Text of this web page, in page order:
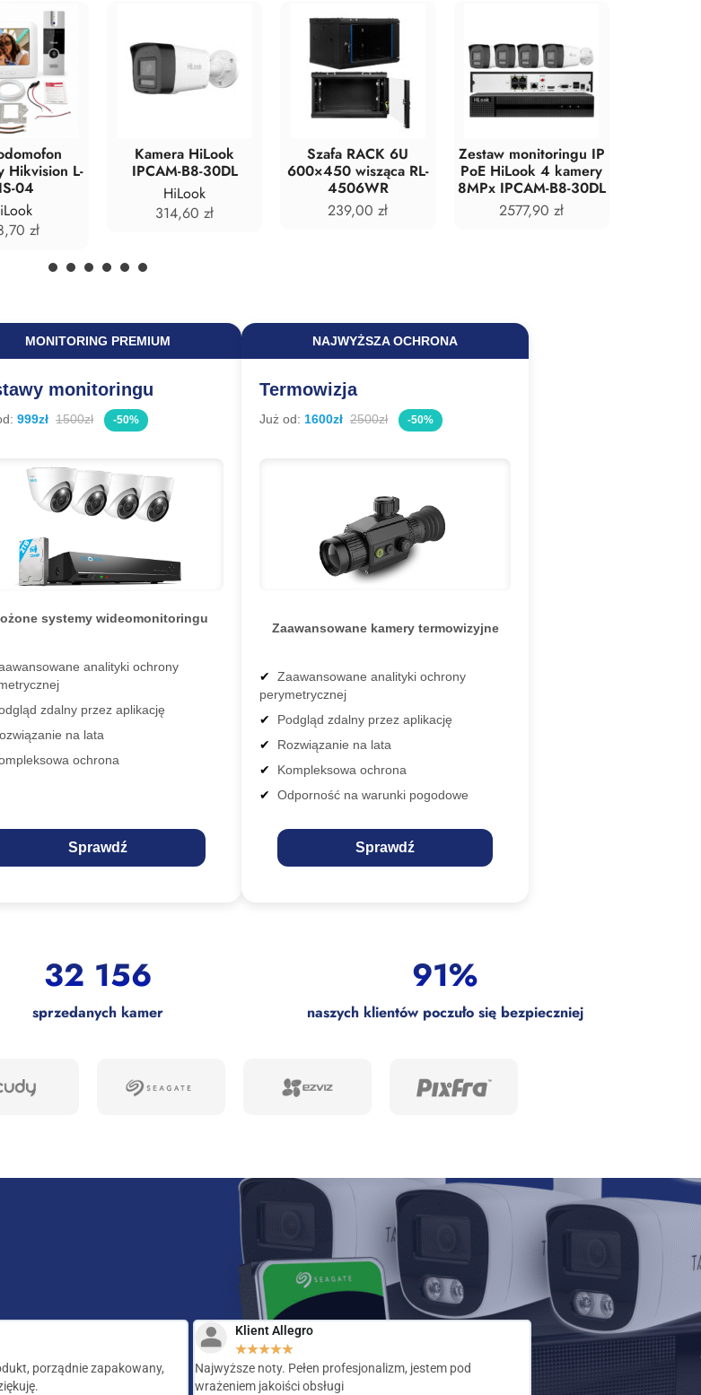
Hikvision L-
04
zł
Kamera HiLook
IPCAM-B8-30DL
HiLook
314,60zł
Szafa RACK 6U
600×450 wisząca RL-
4506WR
239,00zł
Zestaw monitoringu IP
PoE HiLook 4 kamery
8MPx IPCAM-B8-30DL
2577,90zł
MONITORING PREMIUM
monitoringu
999zł 1500zł -50%
systemy wideomonitoringu
analityki ochrony
zdalny przez aplikację
na lata
ochrona
Sprawdź
NAJWYŻSZA OCHRONA
Termowizja
Już od: 1600zł 2500zł -50%
Zaawansowane kamery termowizyjne
Zaawansowane analityki ochrony
perymetrycznej
Podgląd zdalny przez aplikację
Rozwiązanie na lata
Kompleksowa ochrona
Odporność na warunki pogodowe
Sprawdź
32 156
sprzedanych kamer
91%
naszych klientów poczuło się bezpieczniej
porządnie zapakowany,
Klient Allegro
★★★★★
Najwyższe noty. Pełen profesjonalizm, jestem pod
wrażeniem jakoiści obsługi
Klient Allegro
★★★ ★★
Transakcja udana, szybka